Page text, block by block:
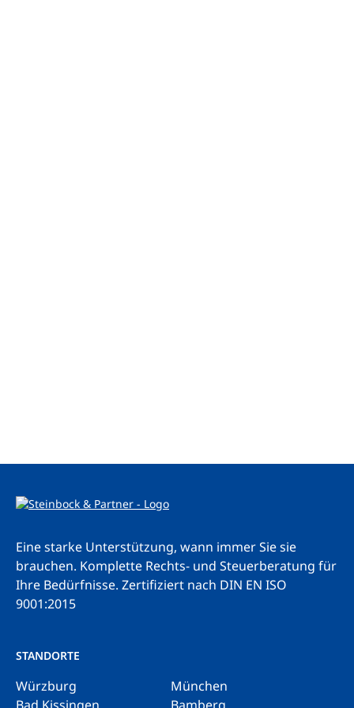
Eine starke Unterstützung, wann immer Sie sie
brauchen. Komplette Rechts- und Steuerberatung für
Ihre Bedürfnisse. Zertifiziert nach DIN EN ISO
9001:2015
STANDORTE
Würzburg
München